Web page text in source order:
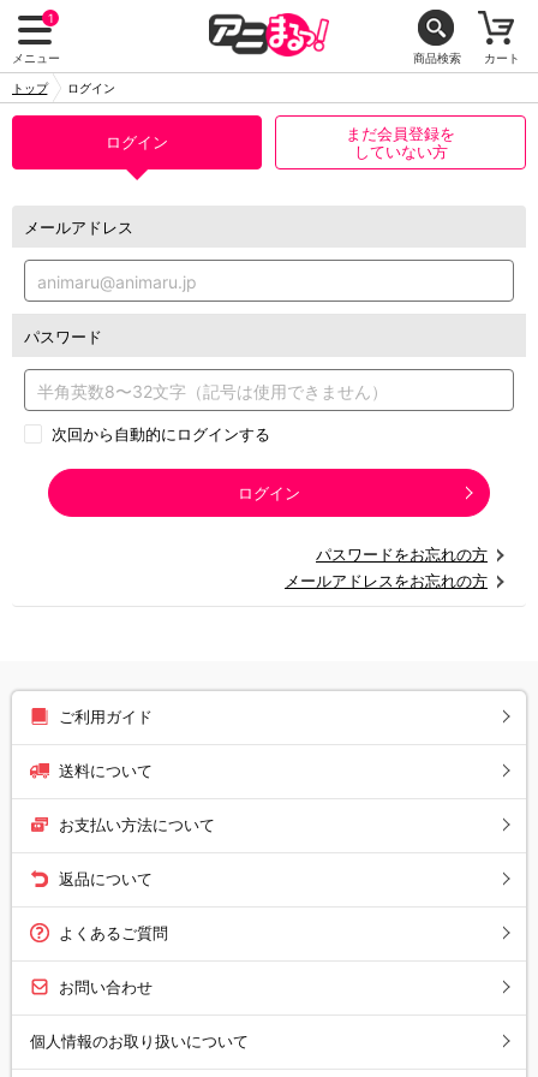
1
メニュー 商品検索 カート
トップ ログイン
ログイン
まだ会員登録を
していない方
メールアドレス
パスワード
次回から自動的にログインする
ログイン
パスワードをお忘れの方
メールアドレスをお忘れの方
ご利用ガイド
送料について
お支払い方法について
返品について
よくあるご質問
お問い合わせ
個人情報のお取り扱いについて